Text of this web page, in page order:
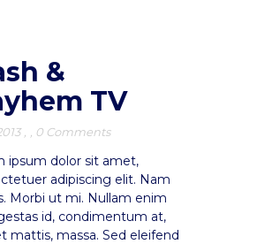
&
TV
0 Comments
ipsum dolor sit amet,
adipiscing elit. Nam
Morbi ut mi. Nullam enim
id, condimentum at,
mattis, massa. Sed eleifend